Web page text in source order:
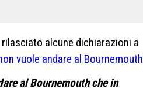
alcune dichiarazioni a
vuole andare al Bournemouth
al Bournemouth che in